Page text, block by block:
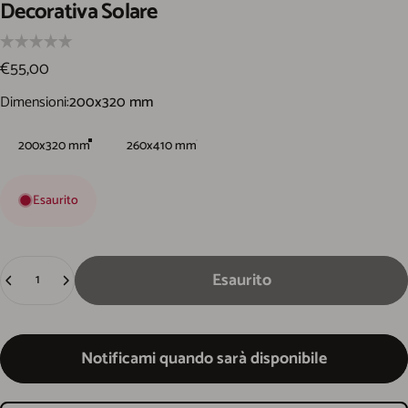
DecorativaSolare
€55,00
Dimensioni
Dimensioni:200x320 mm
200x320 mm 260x410 mm
Esaurito
Esaurito
Notificami quando sarà disponibile